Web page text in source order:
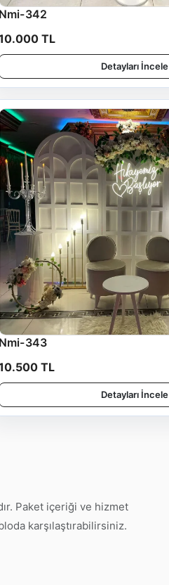
Nmi-342
TL
Detayları İncele
Nmi-343
TL
Detayları İncele
Paket içeriği ve hizmet
karşılaştırabilirsiniz.